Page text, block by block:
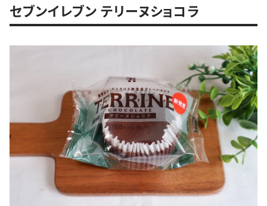
セブンイレブン テリーヌショコラ